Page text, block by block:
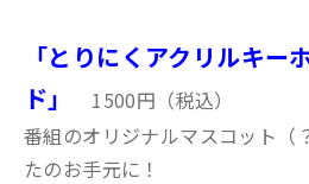
「とりにくアクリルキー
ド」
1500円（税込）
番組のオリジナルマスコット（
たのお手元に！